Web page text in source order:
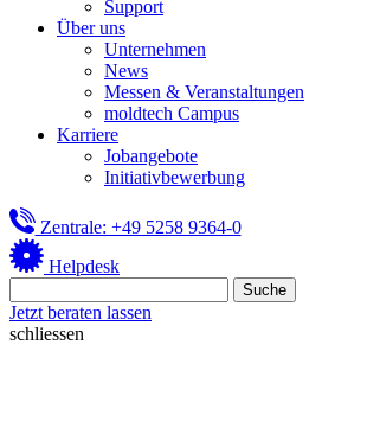
Support
Über uns
Unternehmen
News
Messen & Veranstaltungen
moldtech Campus
Karriere
Jobangebote
Initiativbewerbung
Zentrale: +49 5258 9364-0
Helpdesk
Jetzt beraten lassen
schliessen